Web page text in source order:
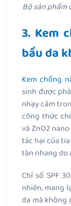
Bộ sản phẩm
3. Kem
bầu da
Kem chống
sinh được
nhạy cảm
công thức
và ZnO2
tác hại của
tàn nhang do
Chỉ số SPF
nhiên, mang
da mà không